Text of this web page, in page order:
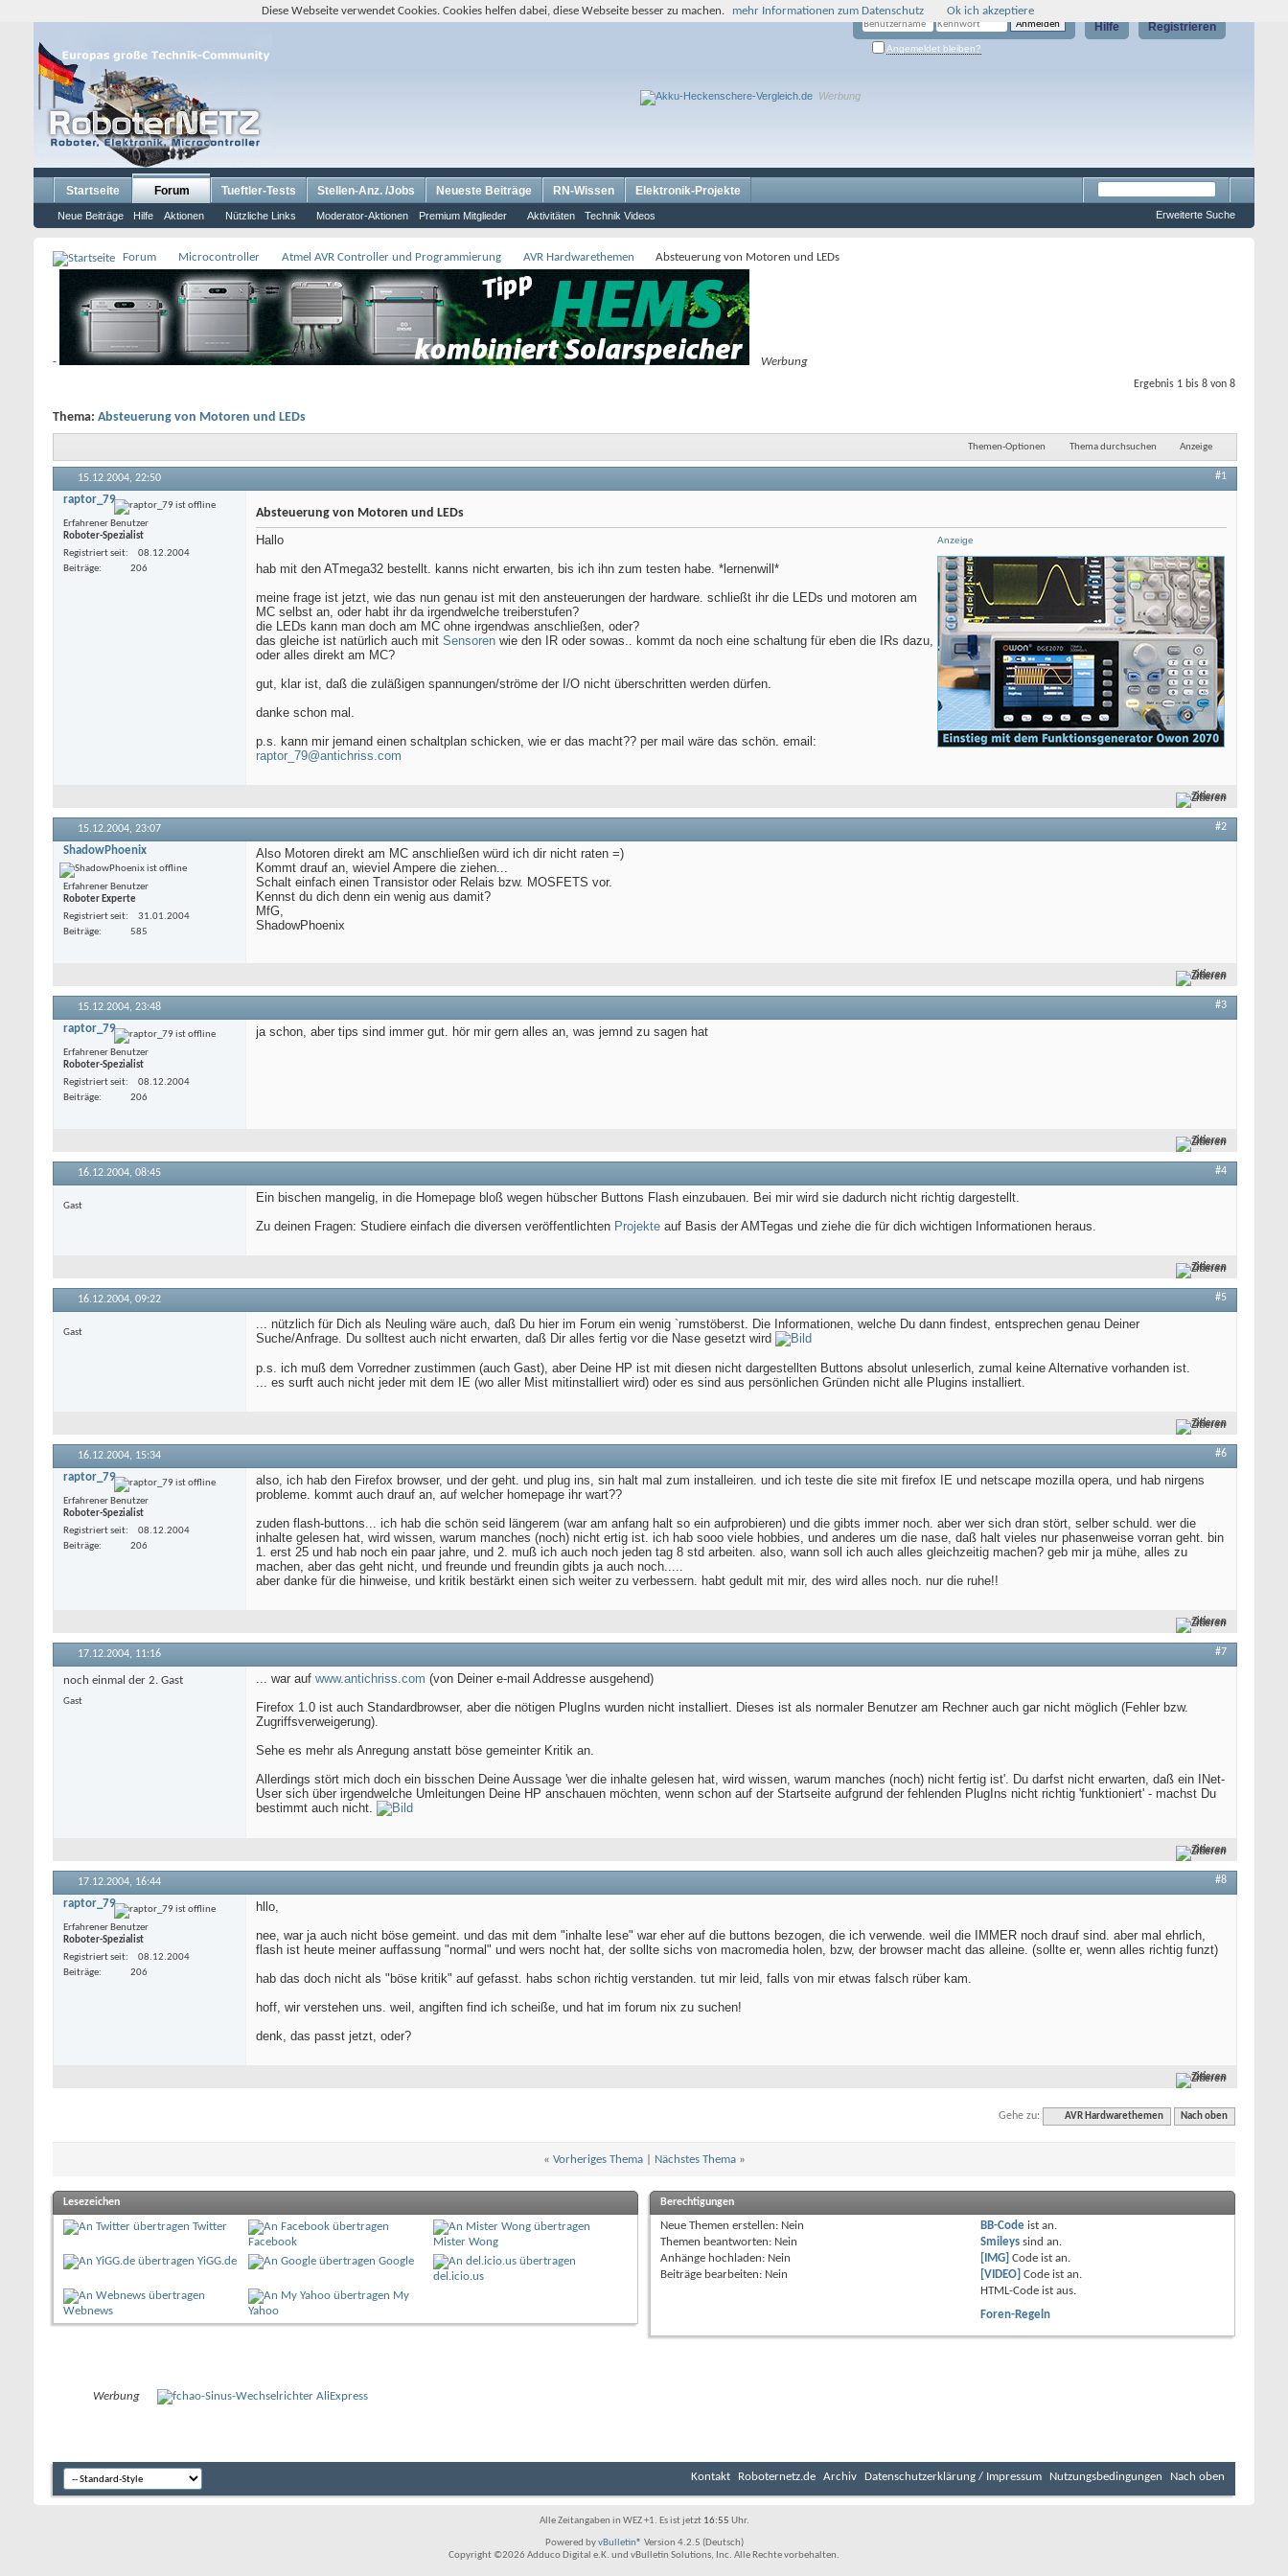
Registrieren
Hilfe
Angemeldet bleiben?
Werbung
Startseite Forum
Neue Beiträge Hilfe Aktionen Nützliche Links Moderator-Aktionen Premium Mitglieder Aktivitäten Technik Videos
Tueftler-Tests Stellen-Anz. /Jobs Neueste Beiträge RN-Wissen Elektronik-Projekte
Erweiterte Suche
Forum Microcontroller Atmel AVR Controller und Programmierung AVR Hardwarethemen Absteuerung von Motoren und LEDs
- Werbung
Ergebnis 1 bis 8 von 8
Thema: Absteuerung von Motoren und LEDs
Themen-Optionen Thema durchsuchen Anzeige
15.12.2004, 22:50 #1
raptor_79
Erfahrener Benutzer
Roboter-Spezialist
Registriert seit
08.12.2004
Beiträge
206
Absteuerung von Motoren und LEDs
Anzeige
Hallo
hab mit den ATmega32 bestellt. kanns nicht erwarten, bis ich ihn zum testen habe. *lernenwill*
meine frage ist jetzt, wie das nun genau ist mit den ansteuerungen der hardware. schließt ihr die LEDs und motoren am
MC selbst an, oder habt ihr da irgendwelche treiberstufen?
die LEDs kann man doch am MC ohne irgendwas anschließen, oder?
das gleiche ist natürlich auch mit Sensoren wie den IR oder sowas.. kommt da noch eine schaltung für eben die IRs dazu,
oder alles direkt am MC?
gut, klar ist, daß die zuläßigen spannungen/ströme der I/O nicht überschritten werden dürfen.
danke schon mal.
p.s. kann mir jemand einen schaltplan schicken, wie er das macht?? per mail wäre das schön. email:
raptor_79@antichriss.com
Zitieren
15.12.2004, 23:07 #2
ShadowPhoenix
Erfahrener Benutzer
Roboter Experte
Registriert seit
31.01.2004
Beiträge
585
Also Motoren direkt am MC anschließen würd ich dir nicht raten =)
Kommt drauf an, wieviel Ampere die ziehen...
Schalt einfach einen Transistor oder Relais bzw. MOSFETS vor.
Kennst du dich denn ein wenig aus damit?
MfG,
ShadowPhoenix
Zitieren
15.12.2004, 23:48 #3
raptor_79
Erfahrener Benutzer
Roboter-Spezialist
Registriert seit
08.12.2004
Beiträge
206
ja schon, aber tips sind immer gut. hör mir gern alles an, was jemnd zu sagen hat
Zitieren
16.12.2004, 08:45 #4
Gast
Ein bischen mangelig, in die Homepage bloß wegen hübscher Buttons Flash einzubauen. Bei mir wird sie dadurch nicht richtig dargestellt.
Zu deinen Fragen: Studiere einfach die diversen veröffentlichten Projekte auf Basis der AMTegas und ziehe die für dich wichtigen Informationen heraus.
Zitieren
16.12.2004, 09:22 #5
Gast
... nützlich für Dich als Neuling wäre auch, daß Du hier im Forum ein wenig `rumstöberst. Die Informationen, welche Du dann findest, entsprechen genau Deiner
Suche/Anfrage. Du solltest auch nicht erwarten, daß Dir alles fertig vor die Nase gesetzt wird
p.s. ich muß dem Vorredner zustimmen (auch Gast), aber Deine HP ist mit diesen nicht dargestellten Buttons absolut unleserlich, zumal keine Alternative vorhanden ist.
... es surft auch nicht jeder mit dem IE (wo aller Mist mitinstalliert wird) oder es sind aus persönlichen Gründen nicht alle Plugins installiert.
Zitieren
16.12.2004, 15:34 #6
raptor_79
Erfahrener Benutzer
Roboter-Spezialist
Registriert seit
08.12.2004
Beiträge
206
also, ich hab den Firefox browser, und der geht. und plug ins, sin halt mal zum installeiren. und ich teste die site mit firefox IE und netscape mozilla opera, und hab nirgens
probleme. kommt auch drauf an, auf welcher homepage ihr wart??
zuden flash-buttons... ich hab die schön seid längerem (war am anfang halt so ein aufprobieren) und die gibts immer noch. aber wer sich dran stört, selber schuld. wer die
inhalte gelesen hat, wird wissen, warum manches (noch) nicht ertig ist. ich hab sooo viele hobbies, und anderes um die nase, daß halt vieles nur phasenweise vorran geht. bin
1. erst 25 und hab noch ein paar jahre, und 2. muß ich auch noch jeden tag 8 std arbeiten. also, wann soll ich auch alles gleichzeitig machen? geb mir ja mühe, alles zu
machen, aber das geht nicht, und freunde und freundin gibts ja auch noch.....
aber danke für die hinweise, und kritik bestärkt einen sich weiter zu verbessern. habt gedult mit mir, des wird alles noch. nur die ruhe!!
Zitieren
17.12.2004, 11:16 #7
noch einmal der 2. Gast
Gast
... war auf www.antichriss.com (von Deiner e-mail Addresse ausgehend)
Firefox 1.0 ist auch Standardbrowser, aber die nötigen PlugIns wurden nicht installiert. Dieses ist als normaler Benutzer am Rechner auch gar nicht möglich (Fehler bzw.
Zugriffsverweigerung).
Sehe es mehr als Anregung anstatt böse gemeinter Kritik an.
Allerdings stört mich doch ein bisschen Deine Aussage 'wer die inhalte gelesen hat, wird wissen, warum manches (noch) nicht fertig ist'. Du darfst nicht erwarten, daß ein INet-
User sich über irgendwelche Umleitungen Deine HP anschauen möchten, wenn schon auf der Startseite aufgrund der fehlenden PlugIns nicht richtig 'funktioniert' - machst Du
bestimmt auch nicht.
Zitieren
17.12.2004, 16:44 #8
raptor_79
Erfahrener Benutzer
Roboter-Spezialist
Registriert seit
08.12.2004
Beiträge
206
hllo,
nee, war ja auch nicht böse gemeint. und das mit dem "inhalte lese" war eher auf die buttons bezogen, die ich verwende. weil die IMMER noch drauf sind. aber mal ehrlich,
flash ist heute meiner auffassung "normal" und wers nocht hat, der sollte sichs von macromedia holen, bzw, der browser macht das alleine. (sollte er, wenn alles richtig funzt)
hab das doch nicht als "böse kritik" auf gefasst. habs schon richtig verstanden. tut mir leid, falls von mir etwas falsch rüber kam.
hoff, wir verstehen uns. weil, angiften find ich scheiße, und hat im forum nix zu suchen!
denk, das passt jetzt, oder?
Zitieren
Gehe zu: AVR Hardwarethemen Nach oben
« Vorheriges Thema| Nächstes Thema »
Lesezeichen
Twitter
Facebook
Mister Wong
YiGG.de
Google
del.icio.us
Webnews
My
Yahoo
Berechtigungen
Neue Themen erstellen: Nein
Themen beantworten: Nein
Anhänge hochladen: Nein
Beiträge bearbeiten: Nein
BB-Code istan.
Smileys sindan.
[IMG] Code istan.
[VIDEO] Code istan.
HTML-Code istaus.
Foren-Regeln
Werbung
Kontakt Roboternetz.de Archiv Datenschutzerklärung / Impressum Nutzungsbedingungen Nach oben
Alle Zeitangaben in WEZ +1. Es ist jetzt 16:55 Uhr.
Powered byvBulletin® Version 4.2.5 (Deutsch)
Copyright ©2026 Adduco Digital e.K. und vBulletin Solutions, Inc. Alle Rechte vorbehalten.
Diese Webseite verwendet Cookies. Cookies helfen dabei, diese Webseite besser zu machen. mehr Informationen zum Datenschutz Ok ich akzeptiere